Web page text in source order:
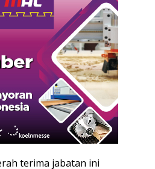
terima jabatan ini